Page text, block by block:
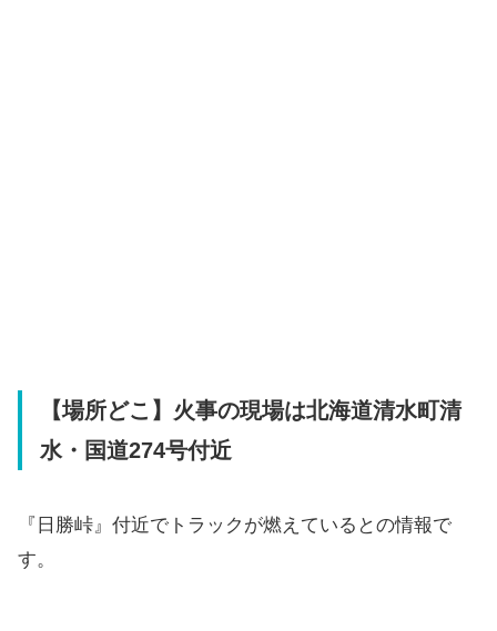
【場所どこ】火事の現場は北海道清水町清
水・国道274号付近
『日勝峠』付近でトラックが燃えているとの情報で
す。